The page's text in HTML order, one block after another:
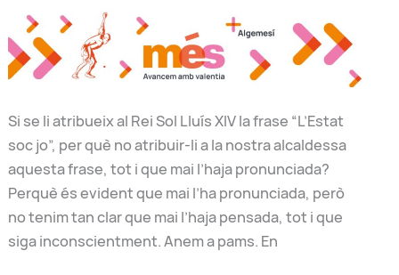
Si se li atribueix al Rei Sol Lluís XIV la frase “L’Estat
soc jo”, per què no atribuir-li a la nostra alcaldessa
aquesta frase, tot i que mai l’haja pronunciada?
Perquè és evident que mai l’ha pronunciada, però
no tenim tan clar que mai l’haja pensada, tot i que
siga inconscientment. Anem a pams. En